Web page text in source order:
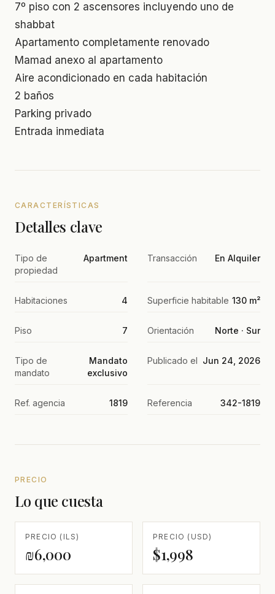
7º piso con 2 ascensores incluyendo uno de
shabbat
Apartamento completamente renovado
Mamad anexo al apartamento
Aire acondicionado en cada habitación
2 baños
Parking privado
Entrada inmediata
CARACTERÍSTICAS
Detalles clave
Tipo de
propiedad
Apartment Transacción En Alquiler
Habitaciones 4 Superficie habitable 130 m²
Piso 7 Orientación Norte · Sur
Tipo de
mandato
Mandato
exclusivo
Publicado el Jun 24, 2026
Ref. agencia 1819 Referencia 342-1819
PRECIO
Lo que cuesta
PRECIO (ILS)
₪6,000
PRECIO (USD)
$1,998